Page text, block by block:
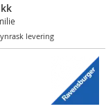
levering